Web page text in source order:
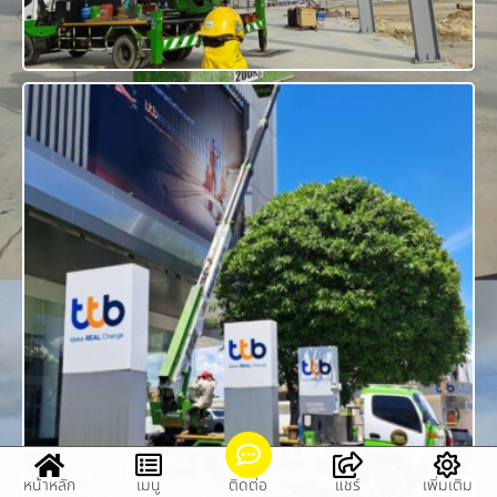
หน้าหลัก เมนู ติดต่อ แชร์ เพิ่มเติม